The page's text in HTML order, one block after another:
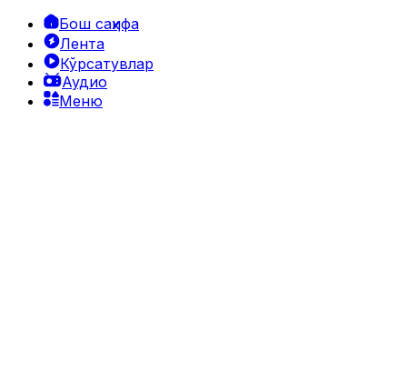
Бош саҳифа
Лента
Кўрсатувлар
Аудио
Меню